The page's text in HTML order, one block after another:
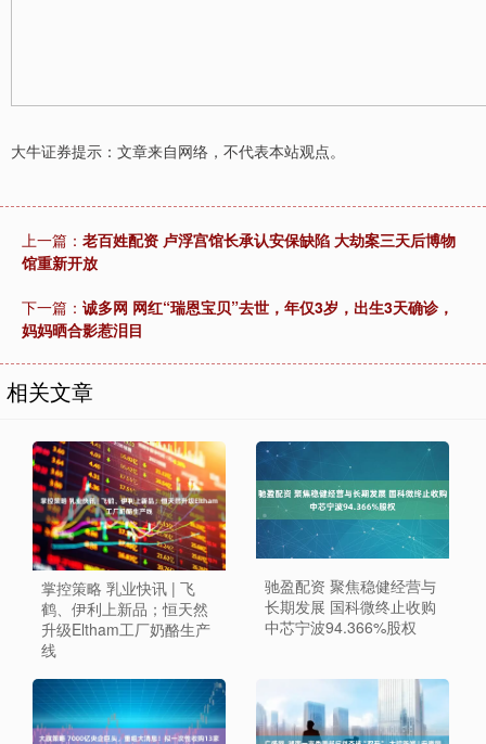
大牛证券提示：文章来自网络，不代表本站观点。
上一篇： 老百姓配资 卢浮宫馆长承认安保缺陷 大劫案三天后博物
馆重新开放
下一篇： 诚多网 网红“瑞恩宝贝”去世，年仅3岁，出生3天确诊，
妈妈晒合影惹泪目
相关文章
掌控策略 乳业快讯 | 飞
鹤、伊利上新品；恒天然
升级Eltham工厂奶酪生产
线
驰盈配资 聚焦稳健经营与
长期发展 国科微终止收购
中芯宁波94.366%股权